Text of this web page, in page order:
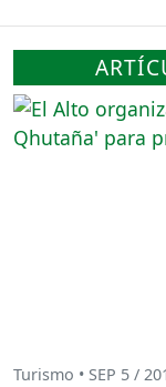
Turismo • SEP 5 /